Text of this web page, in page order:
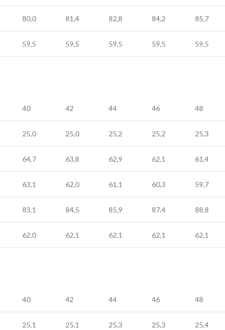
80,0 81,4 82,8 84,2 85,7
59,5 59,5 59,5 59,5 59,5
40 42 44 46 48
25,0 25,0 25,2 25,2 25,3
64,7 63,8 62,9 62,1 61,4
63,1 62,0 61,1 60,3 59,7
83,1 84,5 85,9 87,4 88,8
62,0 62,1 62,1 62,1 62,1
40 42 44 46 48
25,1 25,1 25,3 25,3 25,4